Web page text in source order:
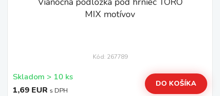
MIX motívov
Kód: 267789
Skladom > 10 ks
1,69 EUR s DPH
DO KOŠÍKA